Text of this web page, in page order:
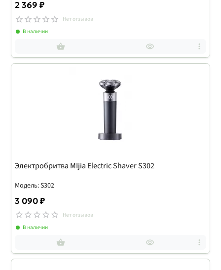
2 369 ₽
Нет отзывов
В наличии
Электробритва MIjia Electric Shaver S302
Модель: S302
3 090 ₽
Нет отзывов
В наличии